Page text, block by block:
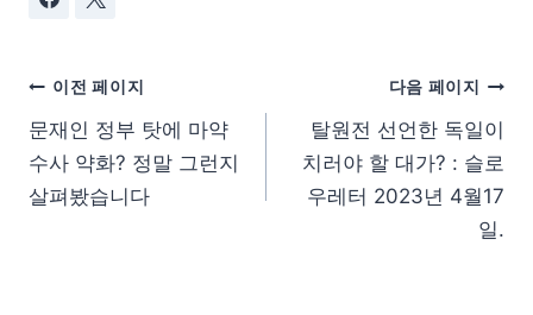
이전 페이지
문재인 정부 탓에 마약
수사 약화? 정말 그런지
살펴봤습니다
다음 페이지
탈원전 선언한 독일이
치러야 할 대가? : 슬로
우레터 2023년 4월17
일.